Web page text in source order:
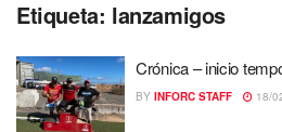
Etiqueta: lanzamigos
Crónica – inicio
BY INFORC STAFF 18/